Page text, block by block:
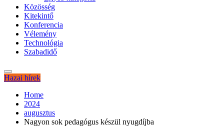
Közösség
Kitekintő
Konferencia
Vélemény
Technológia
Szabadidő
Hazai hírek
Home
2024
augusztus
Nagyon sok pedagógus készül nyugdíjba